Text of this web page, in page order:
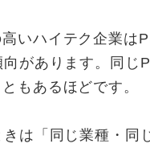
いハイテク企業は
があります。同
もあるほどです。
は「同じ業種・同